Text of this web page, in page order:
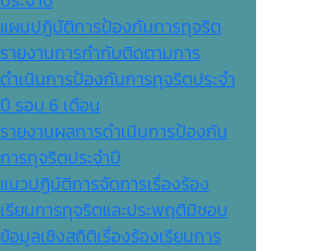
แผนปฏิบัติการป้องกันการทุจริต
รายงานการกำกับติดตามการ
ดำเนินการป้องกันการทุจริตประจำ
ปี รอบ 6 เดือน
รายงานผลการดำเนินการป้องกัน
การทุจริตประจำปี
แนวปฏิบัติการจัดการเรื่องร้อง
เรียนการทุจริตและประพฤติมิชอบ
ข้อมูลเชิงสถิติเรื่องร้องเรียนการ